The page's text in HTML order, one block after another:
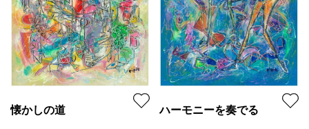
懐かしの道 ハーモニーを奏でる